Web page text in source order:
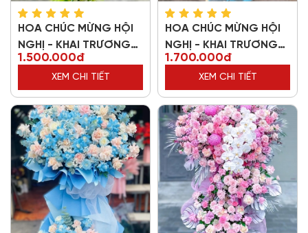
HOA CHÚC MỪNG HỘI
NGHỊ - KHAI TRƯƠNG
68745
1.500.000đ
XEM CHI TIẾT
HOA CHÚC MỪNG HỘI
NGHỊ - KHAI TRƯƠNG
78648
1.700.000đ
XEM CHI TIẾT